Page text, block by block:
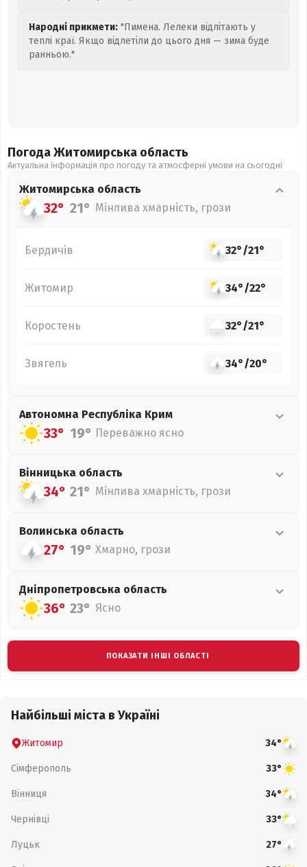
Народні прикмети: "Пимена. Лелеки відлітають у
теплі краї. Якщо відлетіли до цього дня — зима буде
ранньою."
Погода Житомирська область
Актуальна інформація про погоду та атмосферні умови на сьогодні
Житомирська область
32° 21° Мінлива хмарність, грози
Бердичів 32°/21°
Житомир 34°/22°
Коростень 32°/21°
Звягель 34°/20°
Автономна Республіка Крим
33° 19° Переважно ясно
Вінницька область
34° 21° Мінлива хмарність, грози
Волинська область
27° 19° Хмарно, грози
Дніпропетровська область
36° 23° Ясно
ПОКАЗАТИ ІНШІ ОБЛАСТІ
Найбільші міста в Україні
Житомир 34°
Сімферополь 33°
Вінниця 34°
Чернівці 33°
Луцьк 27°